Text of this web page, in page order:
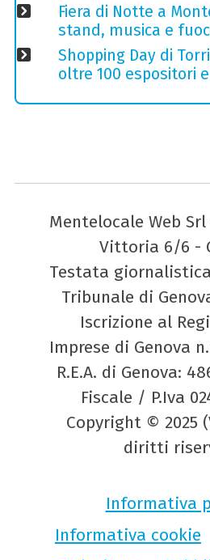
Fiera di Notte a
stand, musica e
Shopping Day di
oltre 100 espositori
Mentelocale Web
Vittoria 6/6 -
Testata
Tribunale di
Iscrizione al
Imprese di Genova
R.E.A. di Genova:
Fiscale / P.Iva
Copyright © 2025
diritti
Informativa
Informativa cookie